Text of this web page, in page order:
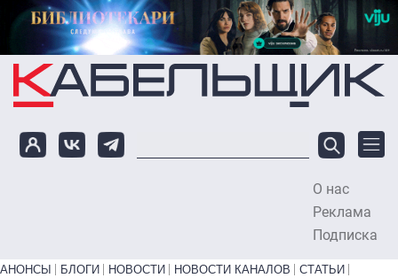
Перейти к основному содержанию
О нас
Реклама
Подписка
Primary links bottom
АНОНСЫ БЛОГИ НОВОСТИ НОВОСТИ КАНАЛОВ
СТАТЬИ